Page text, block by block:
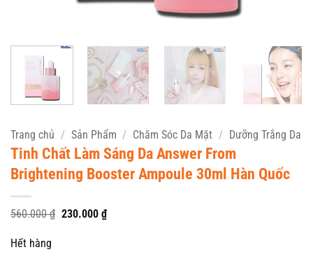
Trang chủ / Sản Phẩm / Chăm Sóc Da Mặt / Dưỡng Trắng Da
Tinh Chất Làm Sáng Da Answer From
Brightening Booster Ampoule 30ml Hàn Quốc
560.000₫ Giá
230.000 ₫Giá
hiện
Hết hàng